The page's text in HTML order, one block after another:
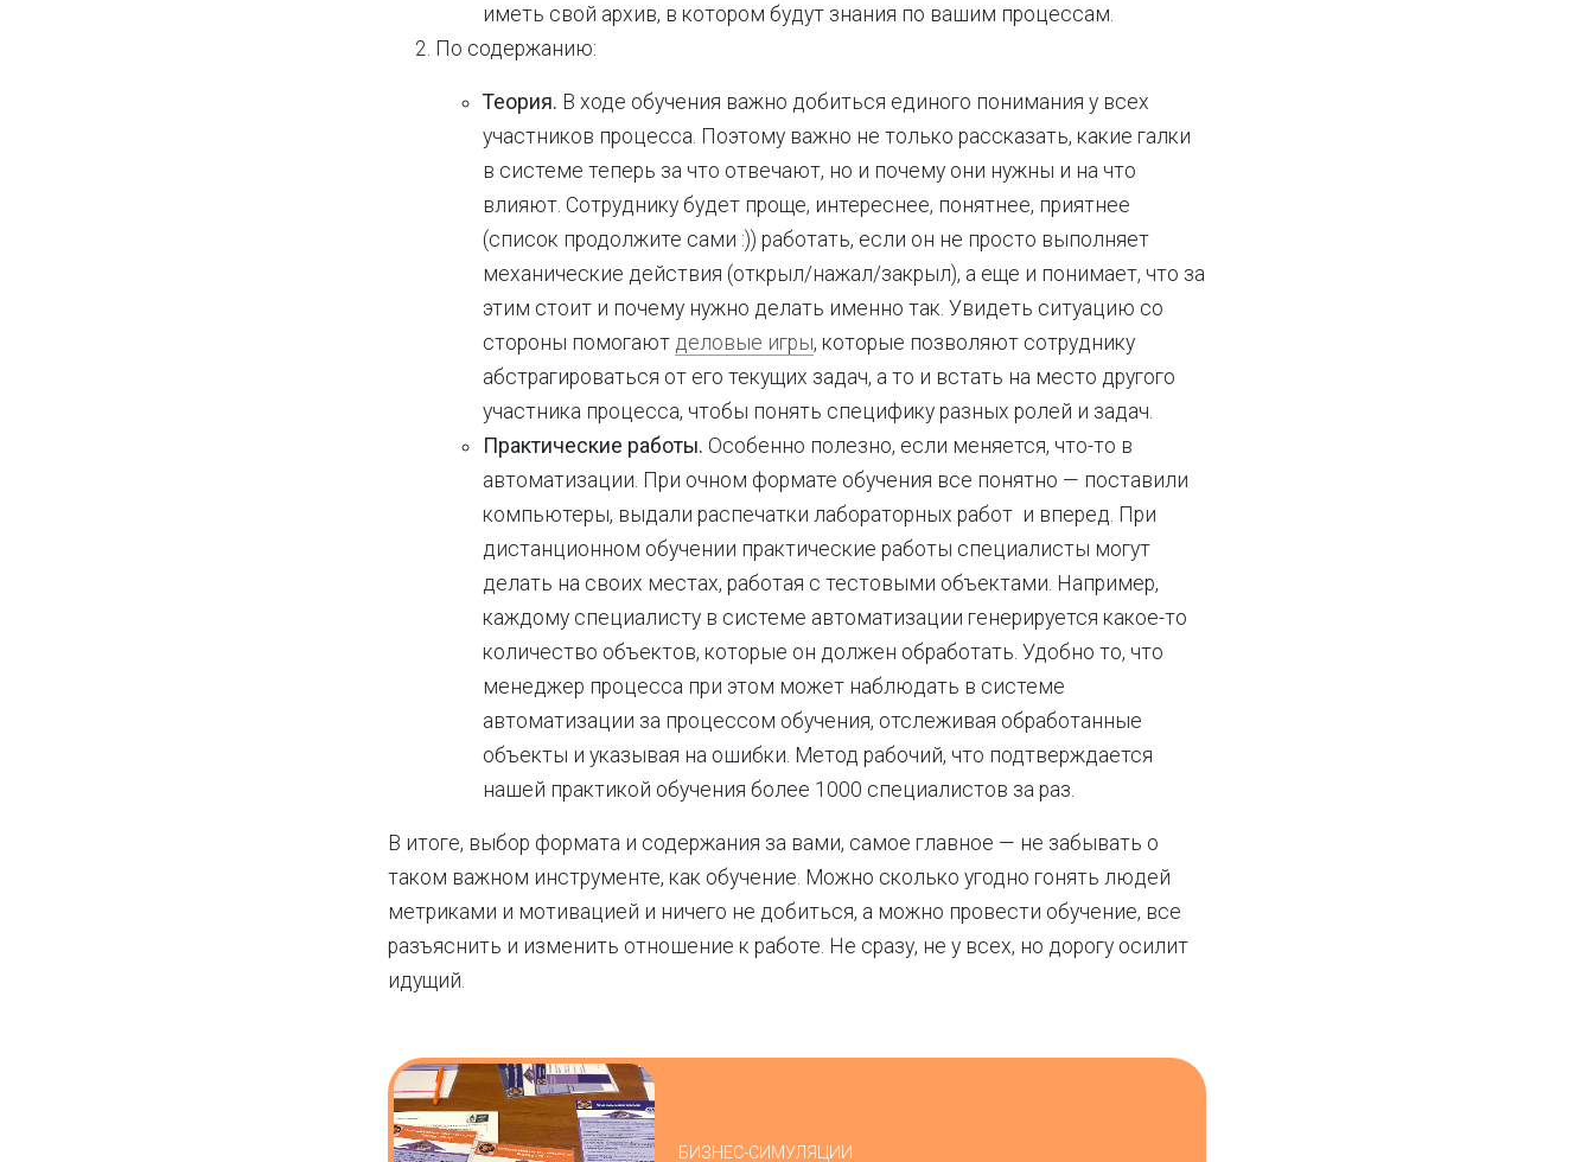
иметь свой архив, в котором будут знания по вашим процессам.
По содержанию:
Теория. В ходе обучения важно добиться единого понимания у всех
участников процесса. Поэтому важно не только рассказать, какие галки
в системе теперь за что отвечают, но и почему они нужны и на что
влияют. Сотруднику будет проще, интереснее, понятнее, приятнее
(список продолжите сами :)) работать, если он не просто выполняет
механические действия (открыл/нажал/закрыл), а еще и понимает, что за
этим стоит и почему нужно делать именно так. Увидеть ситуацию со
стороны помогают деловые игры, которые позволяют сотруднику
абстрагироваться от его текущих задач, а то и встать на место другого
участника процесса, чтобы понять специфику разных ролей и задач.
Практические работы. Особенно полезно, если меняется, что-то в
автоматизации. При очном формате обучения все понятно — поставили
компьютеры, выдали распечатки лабораторных работ и вперед. При
дистанционном обучении практические работы специалисты могут
делать на своих местах, работая с тестовыми объектами. Например,
каждому специалисту в системе автоматизации генерируется какое-то
количество объектов, которые он должен обработать. Удобно то, что
менеджер процесса при этом может наблюдать в системе
автоматизации за процессом обучения, отслеживая обработанные
объекты и указывая на ошибки. Метод рабочий, что подтверждается
нашей практикой обучения более 1000 специалистов за раз.
В итоге, выбор формата и содержания за вами, самое главное — не забывать о
таком важном инструменте, как обучение. Можно сколько угодно гонять людей
метриками и мотивацией и ничего не добиться, а можно провести обучение, все
разъяснить и изменить отношение к работе. Не сразу, не у всех, но дорогу осилит
идущий.
БИЗНЕС-СИМУЛЯЦИИ